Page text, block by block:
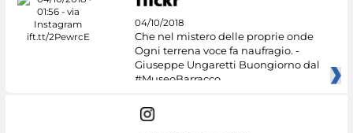
04/10/2018
Che nel mistero delle proprie onde
Ogni terrena voce fa naufragio. -
Giuseppe Ungaretti Buongiorno dal
#MuseoBarracco